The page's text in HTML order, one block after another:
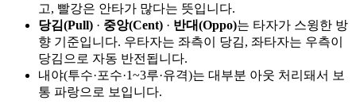
고, 빨강은 안타가 많다는 뜻입니다.
당김(Pull) · 중앙(Cent) · 반대(Oppo)는 타자가 스윙한 방
향 기준입니다. 우타자는 좌측이 당김, 좌타자는 우측이
당김으로 자동 반전됩니다.
내야(투수·포수·1~3루·유격)는 대부분 아웃 처리돼서 보
통 파랑으로 보입니다.